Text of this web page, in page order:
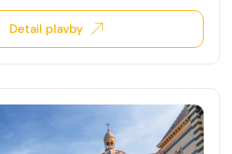
Detail plavby